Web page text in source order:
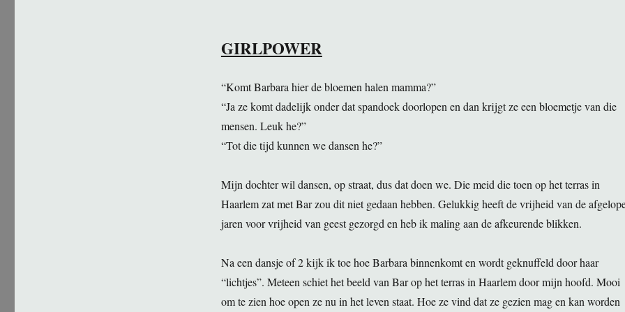
GIRLPOWER
“Komt Barbara hier de bloemen halen mamma?”
“Ja ze komt dadelijk onder dat spandoek doorlopen en dan krijgt ze een bloemetje van die
mensen. Leuk he?”
“Tot die tijd kunnen we dansen he?”
Mijn dochter wil dansen, op straat, dus dat doen we. Die meid die toen op het terras in
Haarlem zat met Bar zou dit niet gedaan hebben. Gelukkig heeft de vrijheid van de
jaren voor vrijheid van geest gezorgd en heb ik maling aan de afkeurende blikken.
Na een dansje of 2 kijk ik toe hoe Barbara binnenkomt en wordt geknuffeld door haar
“lichtjes”. Meteen schiet het beeld van Bar op het terras in Haarlem door mijn hoofd. Mooi
om te zien hoe open ze nu in het leven staat. Hoe ze vind dat ze gezien mag en kan worden